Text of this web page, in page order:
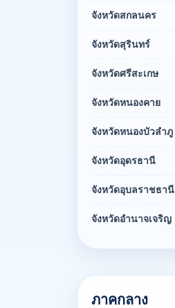
จังหวัดสกลนคร
จังหวัดสุรินทร์
จังหวัดศรีสะเกษ
จังหวัดหนองคาย
จังหวัดหนองบัวลำภู
จังหวัดอุดรธานี
จังหวัดอุบลราชธานี
จังหวัดอำนาจเจริญ
ภาคกลาง